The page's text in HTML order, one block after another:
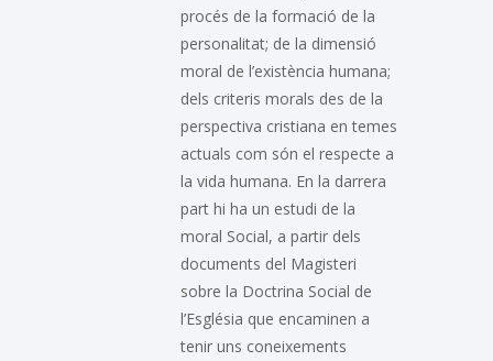
procés de la formació de la
personalitat; de la dimensió
moral de l’existència humana;
dels criteris morals des de la
perspectiva cristiana en temes
actuals com són el respecte a
la vida humana. En la darrera
part hi ha un estudi de la
moral Social, a partir dels
documents del Magisteri
sobre la Doctrina Social de
l’Església que encaminen a
tenir uns coneixements